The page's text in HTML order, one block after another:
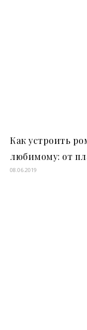
Как устроить
любимому: от
08.06.2019